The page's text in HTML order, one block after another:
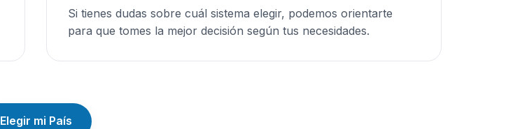
Si tienes dudas sobre cuál sistema elegir, podemos orientarte
para que tomes la mejor decisión según tus necesidades.
Elegir mi País